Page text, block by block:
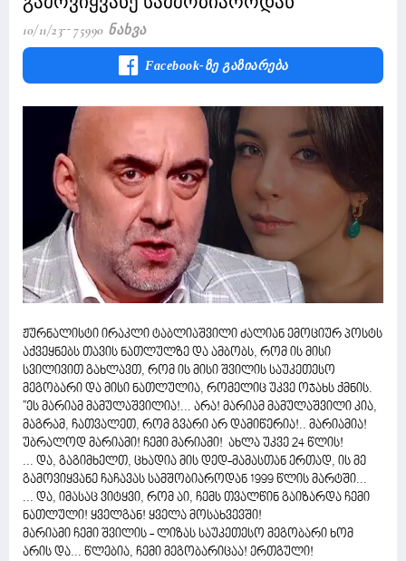
10/11/23 75990 Ნახვა
Facebook-Ზე Გაზიარება
ჟურნალისტი ირაკლი ტაბლიაშვილი ძალიან ემოციურ პოსტს
აქვეყნებს თავის ნათლულზე და ამბობს, რომ ის მისი
სვილივით გახლავთ, რომ ის მისი შვილის საუკეთესო
მეგობარი და მისი ნათლულია, რომელიც უკვე ოჯახს ქმნის.
''ეს მარიამ მამულაშვილია!... არა! მარიამ მამულაშვილი კია,
მაგრამ, ჩათვალეთ, რომ გვარი არ დამიწერია!.. მარიამია!
უბრალოდ მარიამი! ჩემი მარიამი! ახლა უკვე 24 წლის!
... და, გაგიმხელთ, ცხადია მის დედ-მამასთან ერთად, ის მე
გამოვიყვანე ჩაჩავას სამშობიაროდან 1999 წლის მარტში...
... და, იმასაც ვიტყვი, რომ აი, ჩემს თვალწინ გაიზარდა ჩემი
ნათლული! ყველგან! ყველა მოსახვევში!
მარიამი ჩემი შვილის - ლიზას საუკეთესო მეგობარი ხომ
არის და... წლებია, ჩემი მეგობარიცაა! ერთგული!